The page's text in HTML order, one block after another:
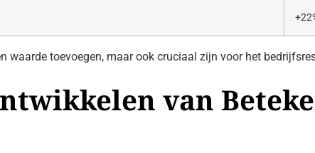
waarde toevoegen, maar ook cruciaal zijn voor het
van